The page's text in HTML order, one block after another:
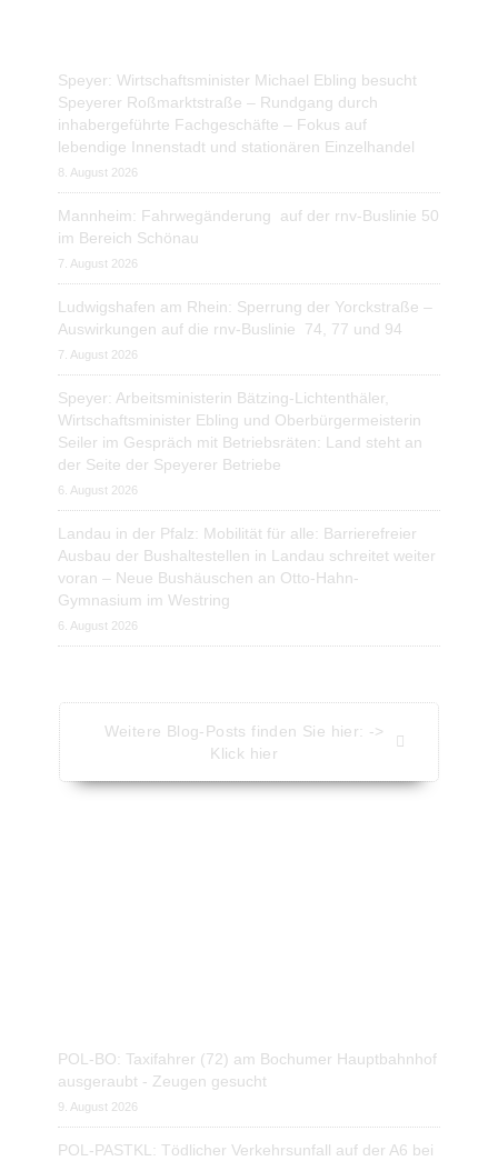
Speyer: Wirtschaftsminister Michael Ebling besucht
Speyerer Roßmarktstraße – Rundgang durch
inhabergeführte Fachgeschäfte – Fokus auf
lebendige Innenstadt und stationären Einzelhandel
8. August 2026
Mannheim: Fahrwegänderung auf der rnv-Buslinie 50
im Bereich Schönau
7. August 2026
Ludwigshafen am Rhein: Sperrung der Yorckstraße –
Auswirkungen auf die rnv-Buslinie 74, 77 und 94
7. August 2026
Speyer: Arbeitsministerin Bätzing-Lichtenthäler,
Wirtschaftsminister Ebling und Oberbürgermeisterin
Seiler im Gespräch mit Betriebsräten: Land steht an
der Seite der Speyerer Betriebe
6. August 2026
Landau in der Pfalz: Mobilität für alle: Barrierefreier
Ausbau der Bushaltestellen in Landau schreitet weiter
voran – Neue Bushäuschen an Otto-Hahn-
Gymnasium im Westring
6. August 2026
Weitere Blog-Posts finden Sie hier: ->
Klick hier
POL-BO: Taxifahrer (72) am Bochumer Hauptbahnhof
ausgeraubt - Zeugen gesucht
9. August 2026
POL-PASTKL: Tödlicher Verkehrsunfall auf der A6 bei